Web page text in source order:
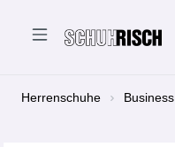
Herrenschuhe Business